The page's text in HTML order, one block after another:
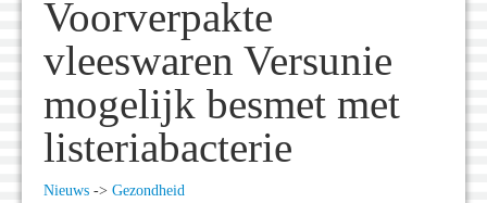
Voorverpakte
vleeswaren Versunie
mogelijk besmet met
listeriabacterie
Nieuws -> Gezondheid